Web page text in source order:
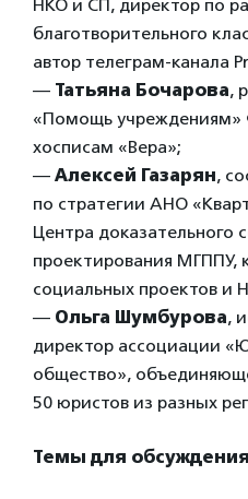
НКО и СП, директор по
благотворительного
автор телеграм-канала
— Татьяна Бочарова,
«Помощь
хосписам «Вера»;
— Алексей Газарян,
по стратегии АНО
Центра доказательного
проектирования МГППУ,
социальных проектов и
— Ольга Шумбурова,
директор ассоциации
общество»,
50 юристов из разных
Темы для